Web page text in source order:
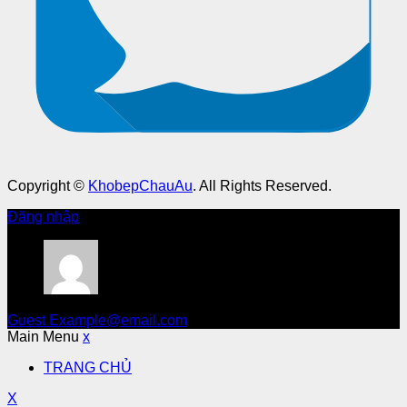
Copyright © KhobepChauAu. All Rights Reserved.
Đăng nhập
Guest Example@email.com
Main Menu x
TRANG CHỦ
X